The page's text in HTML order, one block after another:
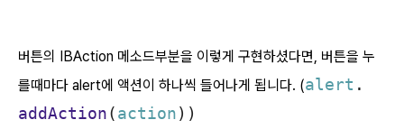
버튼의 IBAction 메소드부분을 이렇게 구현하셨다면, 버튼을 누
를때마다 alert에 액션이 하나씩 들어나게 됩니다. (alert .
addAction(action))